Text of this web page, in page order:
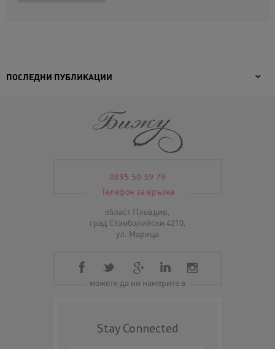
ПОСЛЕДНИ ПУБЛИКАЦИИ
0895 50 59 79
Телефон за връзка
област Пловдив,
град Стамболийски 4210,
ул. Марица
можете да ни намерите в
Stay Connected